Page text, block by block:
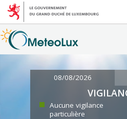
08/08/2026
Aucune vigilance
particulière